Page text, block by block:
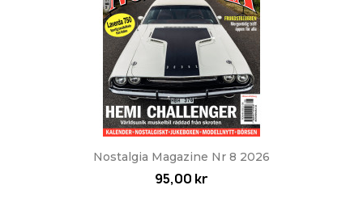
Nostalgia Magazine Nr 8 2026
95,00 kr